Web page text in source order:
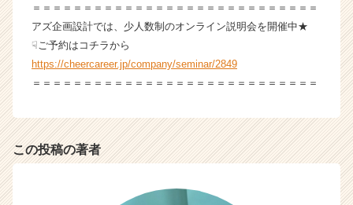
キ
ャ
ア
＝＝＝＝＝＝＝＝＝＝＝＝＝＝＝＝＝＝＝＝＝＝＝＝＝＝＝＝
アズ企画設計では、少人数制のオンライン説明会を開催中★
☟ご予約はコチラから
https://cheercareer.jp/company/seminar/2849
＝＝＝＝＝＝＝＝＝＝＝＝＝＝＝＝＝＝＝＝＝＝＝＝＝＝＝＝
この投稿の著者